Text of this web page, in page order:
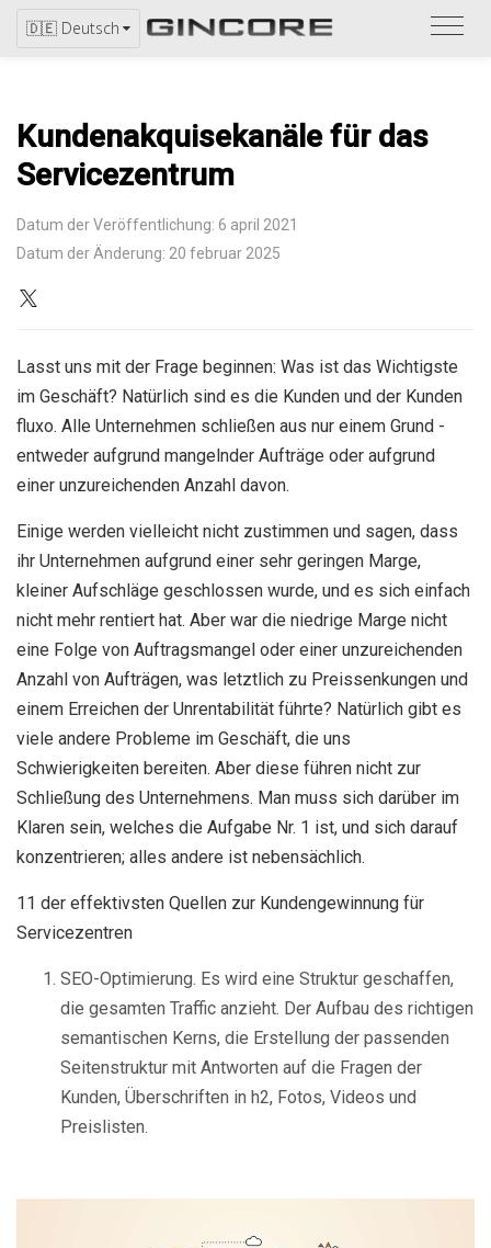
🇩🇪 Deutsch
Bitte
Kundenakquisekanäle für das
Servicezentrum
Datum der Veröffentlichung: 6 april 2021
Datum der Änderung: 20 februar 2025
Lasst uns mit der Frage beginnen: Was ist das Wichtigste
im Geschäft? Natürlich sind es die Kunden und der Kunden
fluxo. Alle Unternehmen schließen aus nur einem Grund -
entweder aufgrund mangelnder Aufträge oder aufgrund
einer unzureichenden Anzahl davon.
Einige werden vielleicht nicht zustimmen und sagen, dass
ihr Unternehmen aufgrund einer sehr geringen Marge,
kleiner Aufschläge geschlossen wurde, und es sich einfach
nicht mehr rentiert hat. Aber war die niedrige Marge nicht
eine Folge von Auftragsmangel oder einer unzureichenden
Anzahl von Aufträgen, was letztlich zu Preissenkungen und
einem Erreichen der Unrentabilität führte? Natürlich gibt es
viele andere Probleme im Geschäft, die uns
Schwierigkeiten bereiten. Aber diese führen nicht zur
Schließung des Unternehmens. Man muss sich darüber im
Klaren sein, welches die Aufgabe Nr. 1 ist, und sich darauf
konzentrieren; alles andere ist nebensächlich.
11 der effektivsten Quellen zur Kundengewinnung für
Servicezentren
SEO-Optimierung. Es wird eine Struktur geschaffen,
die gesamten Traffic anzieht. Der Aufbau des richtigen
semantischen Kerns, die Erstellung der passenden
Seitenstruktur mit Antworten auf die Fragen der
Kunden, Überschriften in h2, Fotos, Videos und
Preislisten.